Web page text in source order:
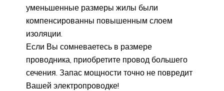
уменьшенные размеры жилы были
компенсированны повышенным слоем
изоляции.
Если Вы сомневаетесь в размере
проводника, приобретите провод большего
сечения. Запас мощности точно не повредит
Вашей электропроводке!